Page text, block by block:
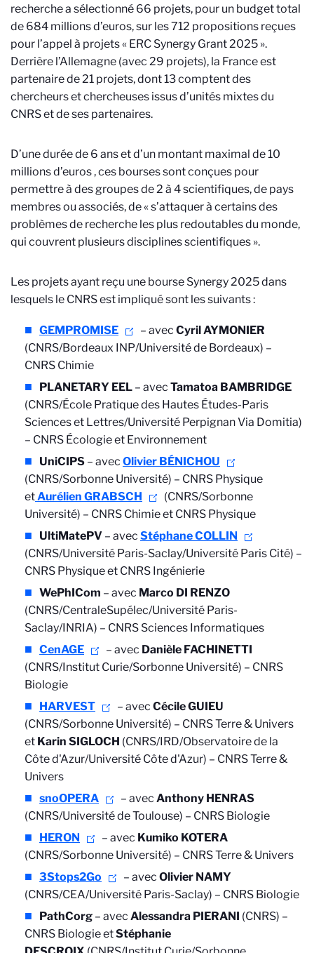
recherche a sélectionné 66 projets, pour un budget total
de 684 millions d’euros, sur les 712 propositions reçues
pour l’appel à projets « ERC Synergy Grant 2025 ».
Derrière l’Allemagne (avec 29 projets), la France est
partenaire de 21 projets, dont 13 comptent des
chercheurs et chercheuses issus d’unités mixtes du
CNRS et de ses partenaires.
D’une durée de 6 ans et d’un montant maximal de 10
millions d’euros , ces bourses sont conçues pour
permettre à des groupes de 2 à 4 scientifiques, de pays
membres ou associés, de « s’attaquer à certains des
problèmes de recherche les plus redoutables du monde,
qui couvrent plusieurs disciplines scientifiques ».
Les projets ayant reçu une bourse Synergy 2025 dans
lesquels le CNRS est impliqué sont les suivants :
GEMPROMISE – avec Cyril AYMONIER
(CNRS/Bordeaux INP/Université de Bordeaux) –
CNRS Chimie
PLANETARY EEL – avec Tamatoa BAMBRIDGE
(CNRS/École Pratique des Hautes Études-Paris
Sciences et Lettres/Université Perpignan Via Domitia)
– CNRS Écologie et Environnement
UniCIPS – avec Olivier BÉNICHOU
(CNRS/Sorbonne Université) – CNRS Physique
etAurélien GRABSCH
(CNRS/Sorbonne
Université) – CNRS Chimie et CNRS Physique
UltiMatePV – avec Stéphane COLLIN
(CNRS/Université Paris-Saclay/Université Paris Cité) –
CNRS Physique et CNRS Ingénierie
WePhICom – avec Marco DI RENZO
(CNRS/CentraleSupélec/Université Paris-
Saclay/INRIA) – CNRS Sciences Informatiques
CenAGE
– avec Danièle FACHINETTI
(CNRS/Institut Curie/Sorbonne Université) – CNRS
Biologie
HARVEST
– avec Cécile GUIEU
(CNRS/Sorbonne Université) – CNRS Terre & Univers
et Karin SIGLOCH (CNRS/IRD/Observatoire de la
Côte d'Azur/Université Côte d'Azur) – CNRS Terre &
Univers
snoOPERA
– avec Anthony HENRAS
(CNRS/Université de Toulouse) – CNRS Biologie
HERON
– avec Kumiko KOTERA
(CNRS/Sorbonne Université) – CNRS Terre & Univers
3Stops2Go
– avec Olivier NAMY
(CNRS/CEA/Université Paris-Saclay) – CNRS Biologie
PathCorg – avec Alessandra PIERANI (CNRS) –
CNRS Biologie etStéphanie